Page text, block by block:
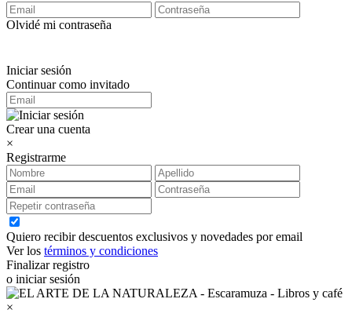
Olvidé mi contraseña
Iniciar sesión
Continuar como invitado
Crear una cuenta
×
Registrarme
Quiero recibir descuentos exclusivos y novedades por email
Ver los términos y condiciones
Finalizar registro
o iniciar sesión
×